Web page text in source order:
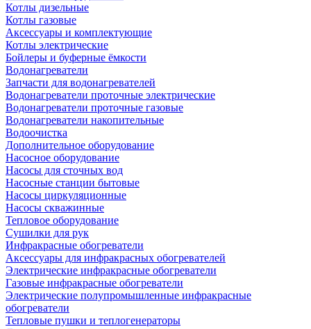
Котлы дизельные
Котлы газовые
Аксессуары и комплектующие
Котлы электрические
Бойлеры и буферные ёмкости
Водонагреватели
Запчасти для водонагревателей
Водонагреватели проточные электрические
Водонагреватели проточные газовые
Водонагреватели накопительные
Водоочистка
Дополнительное оборудование
Насосное оборудование
Насосы для сточных вод
Насосные станции бытовые
Насосы циркуляционные
Насосы скважинные
Тепловое оборудование
Сушилки для рук
Инфракрасные обогреватели
Аксессуары для инфракрасных обогревателей
Электрические инфракрасные обогреватели
Газовые инфракрасные обогреватели
Электрические полупромышленные инфракрасные
обогреватели
Тепловые пушки и теплогенераторы